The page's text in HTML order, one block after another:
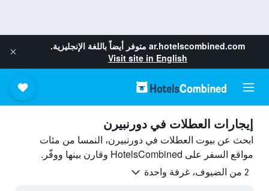
ar.hotelscombined.com متوفر أيضاً باللغة الإنجليزية.
Visit site in English
إيجارات العطلات في دورنبيرن
ابحث عن بيوت العطلات في دورنبيرن، النمسا من مئات
مواقع السفر على HotelsCombined وقارن بينها ووفّر.
2 من الضيوف، غرفة واحدة